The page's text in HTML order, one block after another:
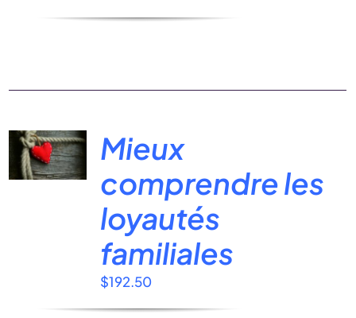
Mieux
comprendre les
loyautés
familiales
$192.50